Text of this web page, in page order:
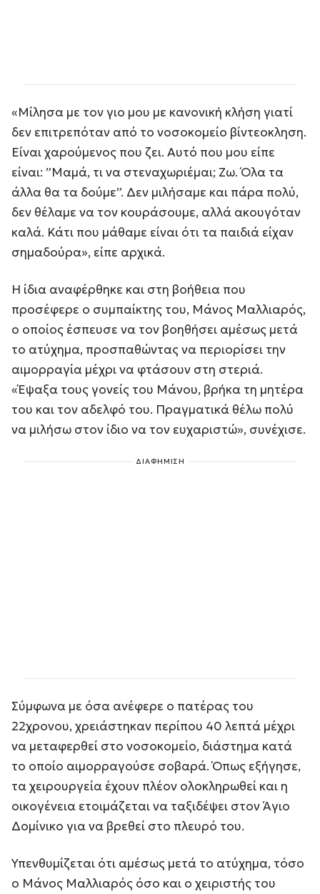
«Μίλησα με τον γιο μου με κανονική κλήση γιατί
δεν επιτρεπόταν από το νοσοκομείο βίντεοκληση.
Είναι χαρούμενος που ζει. Αυτό που μου είπε
είναι: ”Μαμά, τι να στεναχωριέμαι; Ζω. Όλα τα
άλλα θα τα δούμε”. Δεν μιλήσαμε και πάρα πολύ,
δεν θέλαμε να τον κουράσουμε, αλλά ακουγόταν
καλά. Κάτι που μάθαμε είναι ότι τα παιδιά είχαν
σημαδούρα», είπε αρχικά.
Η ίδια αναφέρθηκε και στη βοήθεια που
προσέφερε ο συμπαίκτης του, Μάνος Μαλλιαρός,
ο οποίος έσπευσε να τον βοηθήσει αμέσως μετά
το ατύχημα, προσπαθώντας να περιορίσει την
αιμορραγία μέχρι να φτάσουν στη στεριά.
«Έψαξα τους γονείς του Μάνου, βρήκα τη μητέρα
του και τον αδελφό του. Πραγματικά θέλω πολύ
να μιλήσω στον ίδιο να τον ευχαριστώ», συνέχισε.
ΔΙΑΦΗΜΙΣΗ
Σύμφωνα με όσα ανέφερε ο πατέρας του
22χρονου, χρειάστηκαν περίπου 40 λεπτά μέχρι
να μεταφερθεί στο νοσοκομείο, διάστημα κατά
το οποίο αιμορραγούσε σοβαρά. Όπως εξήγησε,
τα χειρουργεία έχουν πλέον ολοκληρωθεί και η
οικογένεια ετοιμάζεται να ταξιδέψει στον Άγιο
Δομίνικο για να βρεθεί στο πλευρό του.
Υπενθυμίζεται ότι αμέσως μετά το ατύχημα, τόσο
ο Μάνος Μαλλιαρός όσο και ο χειριστής του